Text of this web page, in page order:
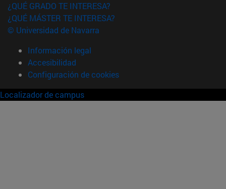
¿QUÉ GRADO TE INTERESA?
¿QUÉ MÁSTER TE INTERESA?
© Universidad de Navarra
Información legal
Accesibilidad
Configuración de cookies
Localizador de campus